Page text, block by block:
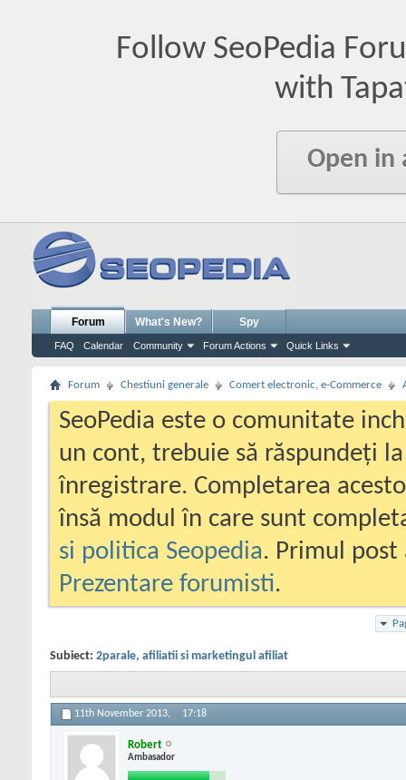
Follow SeoPedia
with
Open in
Forum
FAQ Calendar Community Forum Actions Quick Links
What's New? Spy
Forum Chestiuni generale Comert electronic, e-Commerce
SeoPedia este o comunitate
un cont, trebuie să răspundeți
înregistrare. Completarea
însă modul în care sunt
si politica Seopedia. Primul
Prezentare forumisti.
Subiect: 2parale, afiliatii si marketingul afiliat
11th November 2013, 17:18
Robert
Ambasador